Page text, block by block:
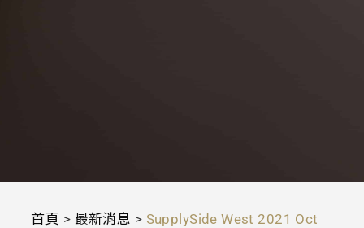
首頁 > 最新消息 > SupplySide West 2021 Oct